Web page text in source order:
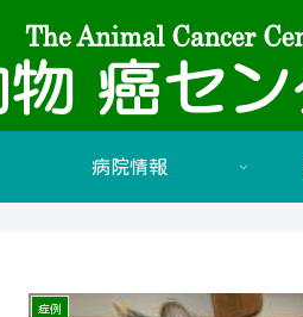
病院情報
症例